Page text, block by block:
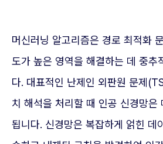
머신러닝 알고리즘은 경로 최적화
도가 높은 영역을 해결하는 데 중추
다. 대표적인 난제인 외판원 문제
치 해석을 처리할 때 인공 신경망은
됩니다. 신경망은 복잡하게 얽힌 데